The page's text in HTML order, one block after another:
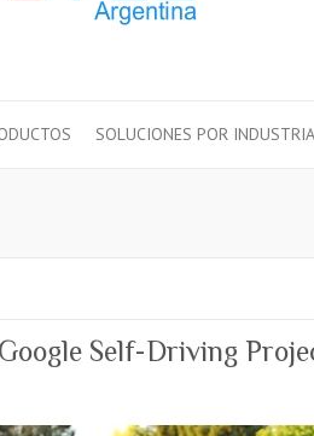
SOLUCIONES POR INDUSTRIA
Self-Driving